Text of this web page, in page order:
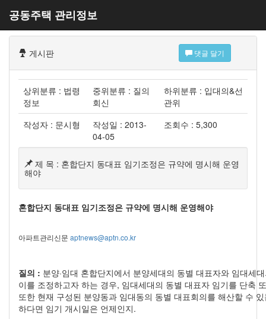
공동주택 관리정보
게시판 댓글 달기
상위분류 : 법령
정보
중위분류 : 질의
회신
하위분류 : 입대의&선
관위
작성자 : 문시형
작성일 : 2013-
04-05
조회수 : 5,300
제 목 : 혼합단지 동대표 임기조정은 규약에 명시해 운영
해야
혼합단지 동대표 임기조정은 규약에 명시해 운영해야
아파트관리신문 aptnews@aptn.co.kr
질의 : 분양·임대 혼합단지에서 분양세대의 동별 대표자와 임대세
이를 조정하고자 하는 경우, 임대세대의 동별 대표자 임기를 단축
또한 현재 구성된 분양동과 임대동의 동별 대표회의를 해산할 수
하다면 임기 개시일은 언제인지.